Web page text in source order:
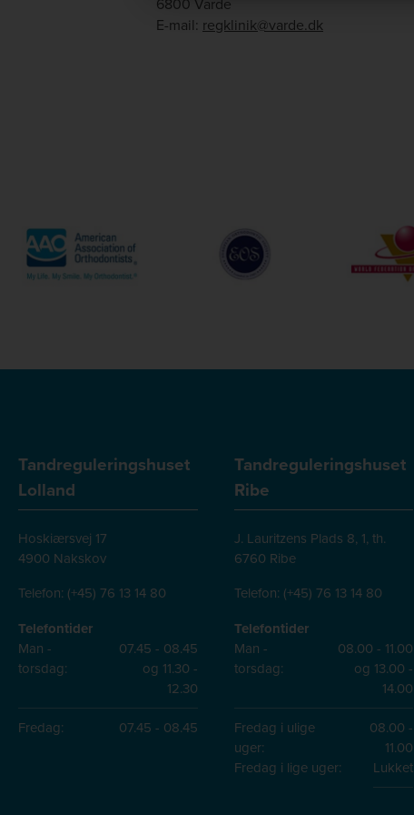
6800 Varde
E-mail: regklinik@varde.dk
Tandreguleringshuset
Lolland
Hoskiærsvej 17
4900 Nakskov
Telefon: (+45) 76 13 14 80
Telefontider
Man -
torsdag:
07.45 - 08.45
og 11.30 -
12.30
Fredag:
07.45 - 08.45
Tandreguleringshuset
Ribe
J. Lauritzens Plads 8, 1, th.
6760 Ribe
Telefon: (+45) 76 13 14 80
Telefontider
Man -
torsdag:
08.00 - 11.00
og 13.00 -
14.00
Fredag i ulige
uger:
08.00 -
11.00
Fredag i lige uger:
Lukket